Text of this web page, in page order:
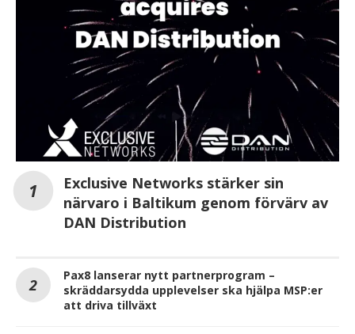
Exclusive Networks stärker sin
närvaro i Baltikum genom förvärv av
DAN Distribution
Pax8 lanserar nytt partnerprogram –
skräddarsydda upplevelser ska hjälpa MSP:er
att driva tillväxt